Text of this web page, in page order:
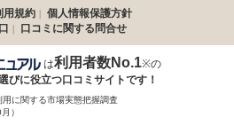
用規約
個人情報保護方針
口コミに関する問合せ
は利用者数No.1※の
びに役立つ口コミサイトです！
に関する市場実態把握調査
）